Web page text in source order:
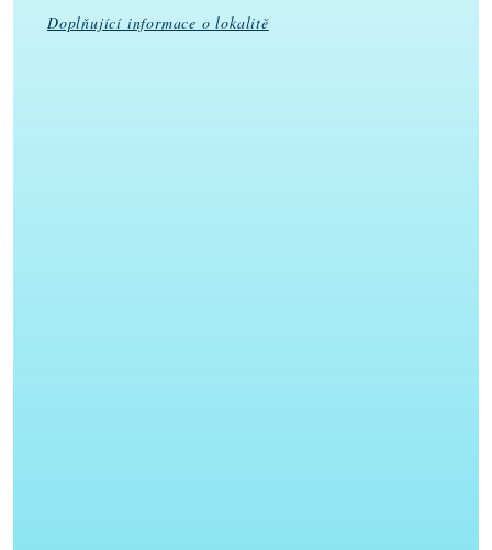
Doplňující informace o lokalitě